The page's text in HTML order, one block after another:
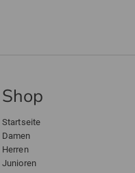
Shop
Startseite
Damen
Herren
Junioren